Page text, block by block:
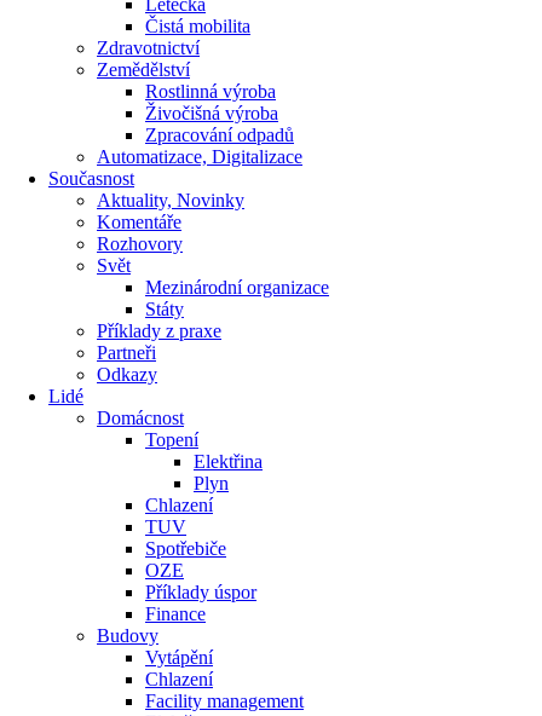
Čistá mobilita
Zdravotnictví
Zemědělství
Rostlinná výroba
Živočišná výroba
Zpracování odpadů
Automatizace, Digitalizace
Současnost
Aktuality, Novinky
Komentáře
Rozhovory
Svět
Mezinárodní organizace
Státy
Příklady z praxe
Partneři
Odkazy
Lidé
Domácnost
Topení
Elektřina
Plyn
Chlazení
TUV
Spotřebiče
OZE
Příklady úspor
Finance
Budovy
Vytápění
Chlazení
Facility management